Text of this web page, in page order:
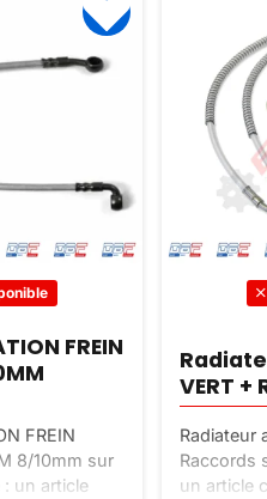
FREIN
FREIN
8/10mm sur
: un article
VERT +
Radiateur
Raccords
un article